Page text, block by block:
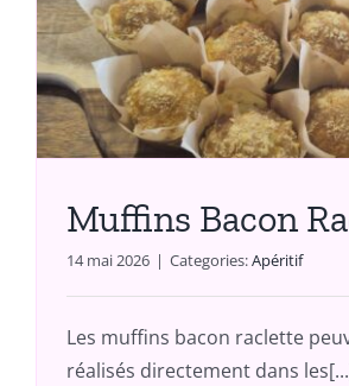
Muffins Bacon
14 mai 2026 | Categories:Apéritif
Les muffins bacon raclette
réalisés directement dans